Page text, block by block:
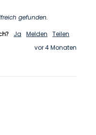
gefunden.
Ja Melden
Teilen
vor 4 Monaten